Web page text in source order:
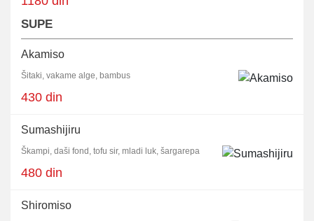
SUPE
Akamiso
Šitaki, vakame alge, bambus
430 din
Sumashijiru
Škampi, daši fond, tofu sir, mladi luk, šargarepa
480 din
Shiromiso